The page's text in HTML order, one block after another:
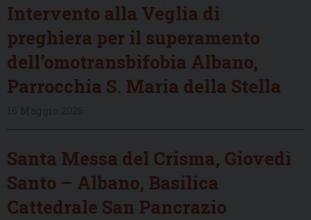
Intervento alla Veglia di
preghiera per il superamento
dell’omotransbifobia Albano,
Parrocchia S. Maria della Stella
Santa Messa del Crisma, Giovedì
Santo – Albano, Basilica
Cattedrale San Pancrazio